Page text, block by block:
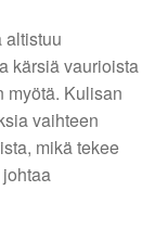
altistuu
kärsiä vaurioista
myötä. Kulisan
vaihteen
mikä tekee